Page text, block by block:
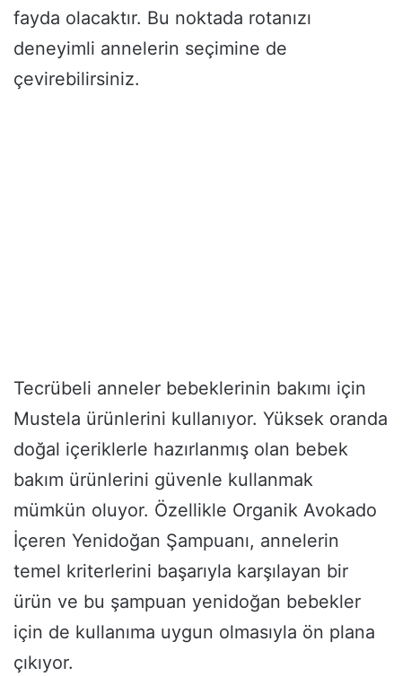
fayda olacaktır. Bu noktada rotanızı
deneyimli annelerin seçimine de
çevirebilirsiniz.
Tecrübeli anneler bebeklerinin bakımı için
Mustela ürünlerini kullanıyor. Yüksek oranda
doğal içeriklerle hazırlanmış olan bebek
bakım ürünlerini güvenle kullanmak
mümkün oluyor. Özellikle Organik Avokado
İçeren Yenidoğan Şampuanı, annelerin
temel kriterlerini başarıyla karşılayan bir
ürün ve bu şampuan yenidoğan bebekler
için de kullanıma uygun olmasıyla ön plana
çıkıyor.